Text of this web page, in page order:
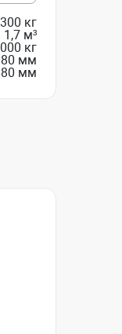
кг
1,7 м³
кг
мм
мм